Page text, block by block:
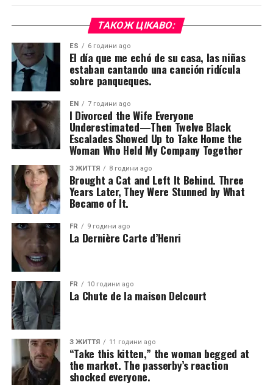
ТАКОЖ ЦІКАВО:
ES 6 години ago
El día que me echó de su casa, las niñas
estaban cantando una canción ridícula
sobre panqueques.
EN 7 години ago
I Divorced the Wife Everyone
Underestimated—Then Twelve Black
Escalades Showed Up to Take Home the
Woman Who Held My Company Together
З ЖИТТЯ 8 години ago
Brought a Cat and Left It Behind. Three
Years Later, They Were Stunned by What
Became of It.
FR 9 години ago
La Dernière Carte d’Henri
FR 10 години ago
La Chute de la maison Delcourt
З ЖИТТЯ 11 години ago
“Take this kitten,” the woman begged at
the market. The passerby’s reaction
shocked everyone.